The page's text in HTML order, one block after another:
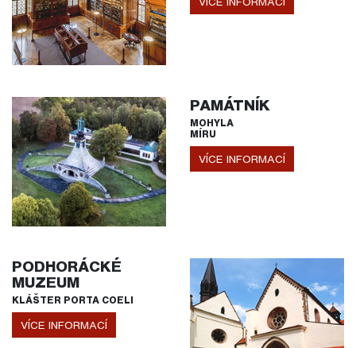
PAMÁTNÍK
MOHYLA
MÍRU
VÍCE INFORMACÍ
PODHORÁCKÉ
MUZEUM
KLÁŠTER PORTA COELI
VÍCE INFORMACÍ